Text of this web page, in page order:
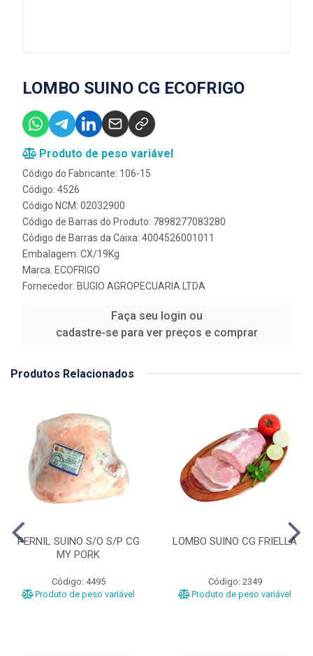
LOMBO SUINO CG ECOFRIGO
Produto de peso variável
Código do Fabricante: 106-15
Código: 4526
Código NCM: 02032900
Código de Barras do Produto: 7898277083280
Código de Barras da Caixa: 4004526001011
Embalagem: CX/19Kg
Marca: ECOFRIGO
Fornecedor: BUGIO AGROPECUARIA LTDA
Faça seu login ou
cadastre-se para ver preços e comprar
Produtos Relacionados
PERNIL SUINO S/O S/P CG
MY PORK
Código: 4495
Produto de peso variável
LOMBO SUINO CG FRIELLA
Código: 2349
Produto de peso variável